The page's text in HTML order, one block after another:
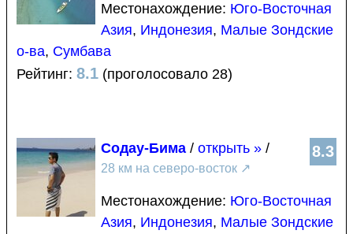
Местонахождение: Юго-Восточная
Азия, Индонезия, Малые Зондские
о-ва, Сумбава
Рейтинг: 8.1 (проголосовало 28)
8.3
Содау-Бима / открыть » /
28 км на северо-восток ↗
Местонахождение: Юго-Восточная
Азия, Индонезия, Малые Зондские